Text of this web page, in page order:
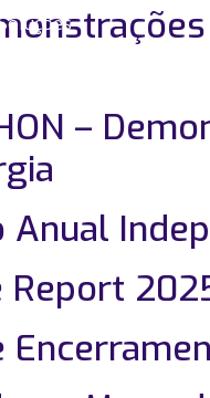
–
Anual
Report